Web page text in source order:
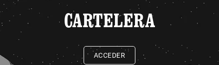
CARTELERA
ACCEDER